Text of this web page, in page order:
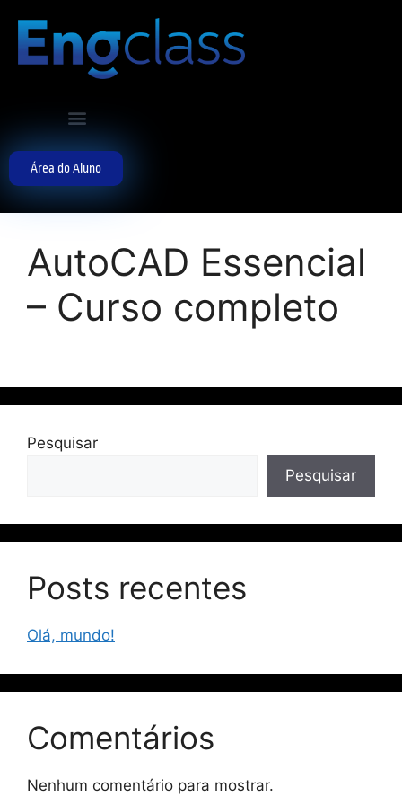
Área do Aluno
AutoCAD Essencial
– Curso completo
Pesquisar
Pesquisar
Posts recentes
Olá, mundo!
Comentários
Nenhum comentário para mostrar.